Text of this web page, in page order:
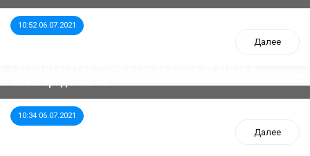
10:52 06.07.2021
Далее
10:34 06.07.2021
Далее